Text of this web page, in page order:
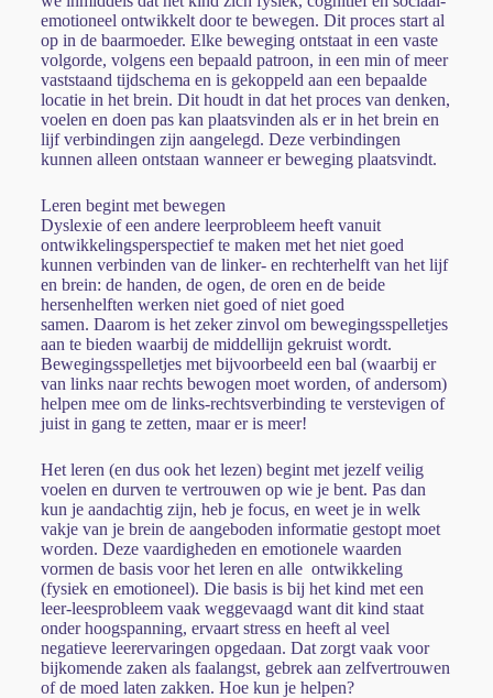
emotioneel ontwikkelt door te bewegen. Dit proces start al
op in de baarmoeder. Elke beweging ontstaat in een vaste
volgorde, volgens een bepaald patroon, in een min of meer
vaststaand tijdschema en is gekoppeld aan een bepaalde
locatie in het brein. Dit houdt in dat het proces van denken,
voelen en doen pas kan plaatsvinden als er in het brein en
lijf verbindingen zijn aangelegd. Deze verbindingen
kunnen alleen ontstaan wanneer er beweging plaatsvindt.
Leren begint met bewegen
Dyslexie of een andere leerprobleem heeft vanuit
ontwikkelingsperspectief te maken met het niet goed
kunnen verbinden van de linker- en rechterhelft van het lijf
en brein: de handen, de ogen, de oren en de beide
hersenhelften werken niet goed of niet goed
samen. Daarom is het zeker zinvol om bewegingsspelletjes
aan te bieden waarbij de middellijn gekruist wordt.
Bewegingsspelletjes met bijvoorbeeld een bal (waarbij er
van links naar rechts bewogen moet worden, of andersom)
helpen mee om de links-rechtsverbinding te verstevigen of
juist in gang te zetten, maar er is meer!
Het leren (en dus ook het lezen) begint met jezelf veilig
voelen en durven te vertrouwen op wie je bent. Pas dan
kun je aandachtig zijn, heb je focus, en weet je in welk
vakje van je brein de aangeboden informatie gestopt moet
worden. Deze vaardigheden en emotionele waarden
vormen de basis voor het leren en alle ontwikkeling
(fysiek en emotioneel). Die basis is bij het kind met een
leer-leesprobleem vaak weggevaagd want dit kind staat
onder hoogspanning, ervaart stress en heeft al veel
negatieve leerervaringen opgedaan. Dat zorgt vaak voor
bijkomende zaken als faalangst, gebrek aan zelfvertrouwen
of de moed laten zakken. Hoe kun je helpen?